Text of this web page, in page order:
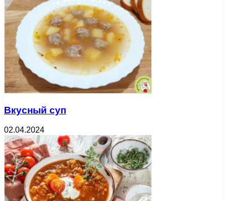
Вкусный суп
02.04.2024